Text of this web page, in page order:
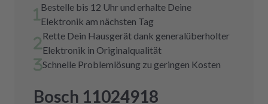
Bestelle bis 12 Uhr und erhalte Deine
Elektronik am nächsten Tag
Rette Dein Hausgerät dank generalüberholter
Elektronik in Originalqualität
Schnelle Problemlösung zu geringen Kosten
Bosch 11024918